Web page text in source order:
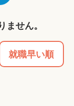
せん。
就職早い順